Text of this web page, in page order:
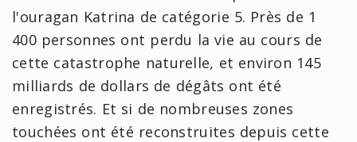
l'ouragan Katrina de catégorie 5. Près de 1
400 personnes ont perdu la vie au cours de
cette catastrophe naturelle, et environ 145
milliards de dollars de dégâts ont été
enregistrés. Et si de nombreuses zones
touchées ont été reconstruites depuis cette